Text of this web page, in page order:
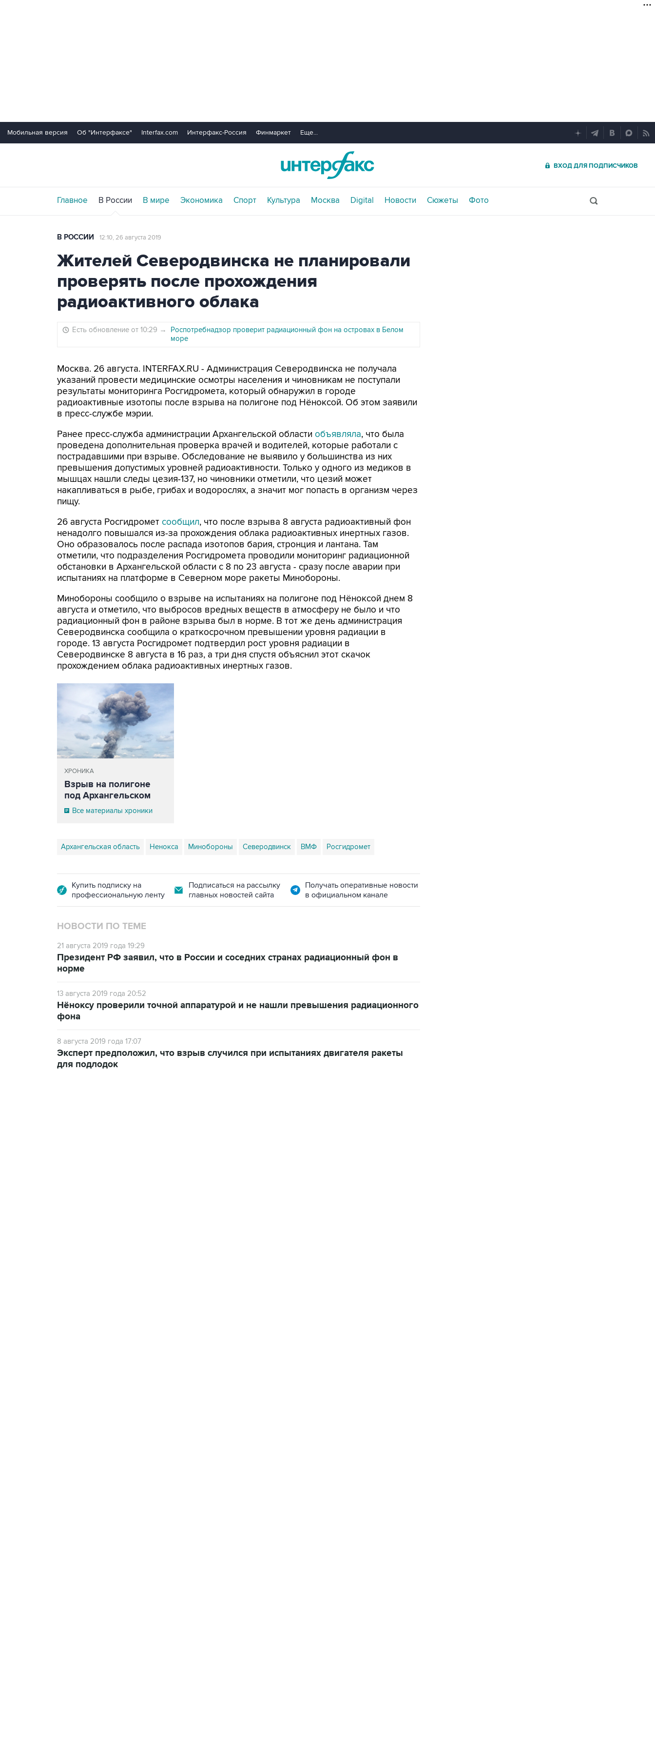
Мобильная версия Об "Интерфаксе" Interfax.com Интерфакс-Россия Финмаркет Еще...
ВХОД ДЛЯ ПОДПИСЧИКОВ
Главное В России В мире Экономика Спорт Культура Москва Digital Новости Сюжеты Фото
В РОССИИ 12:10, 26 августа 2019
Жителей Северодвинска не планировали
проверять после прохождения
радиоактивного облака
Есть обновление от 10:29 →
Роспотребнадзор проверит радиационный фон на островах в Белом
море
Москва. 26 августа. INTERFAX.RU - Администрация Северодвинска не получала
указаний провести медицинские осмотры населения и чиновникам не поступали
результаты мониторинга Росгидромета, который обнаружил в городе
радиоактивные изотопы после взрыва на полигоне под Нёноксой. Об этом заявили
в пресс-службе мэрии.
Ранее пресс-служба администрации Архангельской области объявляла, что была
проведена дополнительная проверка врачей и водителей, которые работали с
пострадавшими при взрыве. Обследование не выявило у большинства из них
превышения допустимых уровней радиоактивности. Только у одного из медиков в
мышцах нашли следы цезия-137, но чиновники отметили, что цезий может
накапливаться в рыбе, грибах и водорослях, а значит мог попасть в организм через
пищу.
26 августа Росгидромет сообщил, что после взрыва 8 августа радиоактивный фон
ненадолго повышался из-за прохождения облака радиоактивных инертных газов.
Оно образовалось после распада изотопов бария, стронция и лантана. Там
отметили, что подразделения Росгидромета проводили мониторинг радиационной
обстановки в Архангельской области с 8 по 23 августа - сразу после аварии при
испытаниях на платформе в Северном море ракеты Минобороны.
Минобороны сообщило о взрыве на испытаниях на полигоне под Нёноксой днем 8
августа и отметило, что выбросов вредных веществ в атмосферу не было и что
радиационный фон в районе взрыва был в норме. В тот же день администрация
Северодвинска сообщила о краткосрочном превышении уровня радиации в
городе. 13 августа Росгидромет подтвердил рост уровня радиации в
Северодвинске 8 августа в 16 раз, а три дня спустя объяснил этот скачок
прохождением облака радиоактивных инертных газов.
ХРОНИКА
Взрыв на полигоне
под Архангельском
Все материалы хроники
Архангельская область Ненокса Минобороны Северодвинск ВМФ Росгидромет
Купить подписку на
профессиональную ленту
Подписаться на рассылку
главных новостей сайта
Получать оперативные новости
в официальном канале
НОВОСТИ ПО ТЕМЕ
21 августа 2019 года 19:29
Президент РФ заявил, что в России и соседних странах радиационный фон в
норме
13 августа 2019 года 20:52
Нёноксу проверили точной аппаратурой и не нашли превышения радиационного
фона
8 августа 2019 года 17:07
Эксперт предположил, что взрыв случился при испытаниях двигателя ракеты
для подлодок